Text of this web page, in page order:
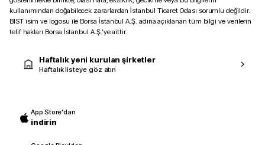
kullanımından doğabilecek zararlardan İstanbul Ticaret Odası sorumlu değildir.
BIST isim ve logosu ile Borsa İstanbul A.Ş. adına açıklanan tüm bilgi ve verilerin
telif hakları Borsa İstanbul A.Ş.’ye aittir.
Haftalık yeni kurulan şirketler
Haftalık listeye göz atın
App Store'dan
indirin